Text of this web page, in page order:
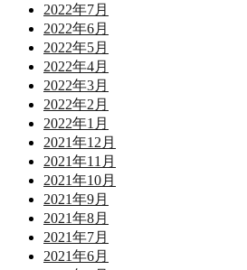
2022年7月
2022年6月
2022年5月
2022年4月
2022年3月
2022年2月
2022年1月
2021年12月
2021年11月
2021年10月
2021年9月
2021年8月
2021年7月
2021年6月